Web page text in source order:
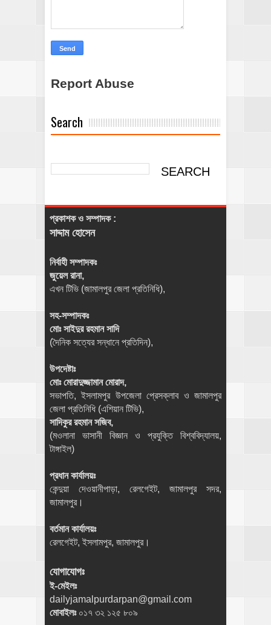
Report Abuse
Search
প্রকাশক ও সম্পাদক :
সাদ্দাম হোসেন
নির্বাহী সম্পাদকঃ
জুয়েল রানা,
এখন টিভি (জামালপুর জেলা প্রতিনিধি),
সহ-সম্পাদকঃ
মোঃ সাইদুর রহমান সাদি
(দৈনিক সত্যের সন্ধানে প্রতিদিন),
উপদেষ্টাঃ
মোঃ মোরাদুজ্জামান মোরাদ,
সভাপতি, ইসলামপুর উপজেলা প্রেসক্লাব ও জামালপুর
জেলা প্রতিনিধি (এশিয়ান টিভি),
সাদিকুর রহমান সজিব,
(মওলানা ভাসানী বিজ্ঞান ও প্রযুক্তি বিশ্ববিদ্যালয়,
টাঙ্গাইল)
প্রধান কার্যালয়ঃ
কেন্দুয়া দেওয়ানীপাড়া, রেলগেইট, জামালপুর সদর,
জামালপুর।
বর্তমান কার্যালয়ঃ
রেলগেইট, ইসলামপুর, জামালপুর।
যোগাযোগঃ
ই-মেইলঃ
dailyjamalpurdarpan@gmail.com
মোবাইলঃ ০১৭ ৩২ ১২৫ ৮০৯